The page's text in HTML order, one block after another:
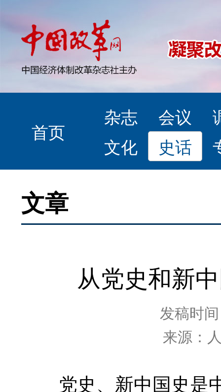
首页
杂志 会议
文化
史话
文章
从党史和新
发稿时
来源：
党史、新中国史是